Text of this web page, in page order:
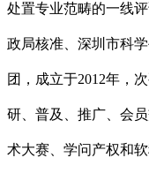
处置专业范畴的一线
政局核准、深圳市科
团，成立于2012年，
研、普及、推广、会
术大赛、学问产权和软